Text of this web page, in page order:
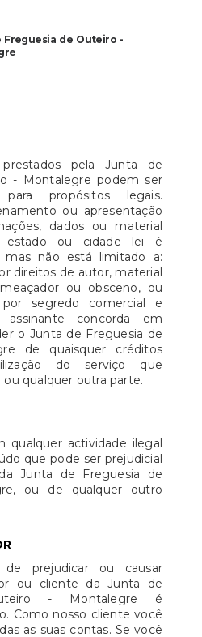
Freguesia de Outeiro -
pela Junta de
- Montalegre podem ser
propósitos legais.
ou apresentação
dados ou material
estado ou cidade lei é
mas não está limitado a:
direitos de autor, material
ou obsceno, ou
segredo comercial e
concorda em
o Junta de Freguesia de
de quaisquer créditos
do serviço que
qualquer outra parte.
qualquer actividade ilegal
que pode ser prejudicial
Junta de Freguesia de
ou de qualquer outro
de prejudicar ou causar
ou cliente da Junta de
- Montalegre é
Como nosso cliente você
as suas contas. Se você